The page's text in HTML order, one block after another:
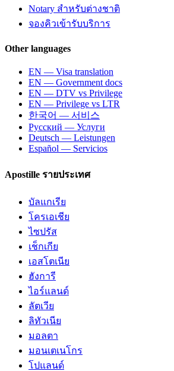
Notary สำหรับต่างชาติ
จองคิวเข้ารับบริการ
Other languages
EN — Visa translation
EN — Government docs
EN — DTV vs Privilege
EN — Privilege vs LTR
한국어 — 서비스
Русский — Услуги
Deutsch — Leistungen
Español — Servicios
Apostille รายประเทศ
บัลแกเรีย
โครเอเชีย
ไซปรัส
เช็กเกีย
เอสโตเนีย
ฮังการี
ไอร์แลนด์
ลัตเวีย
ลิทัวเนีย
มอลตา
มอนเตเนโกร
โปแลนด์